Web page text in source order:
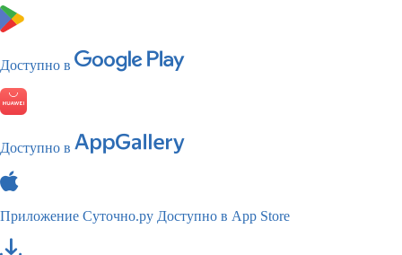
Доступно в
Доступно в
Приложение Суточно.ру Доступно в App Store